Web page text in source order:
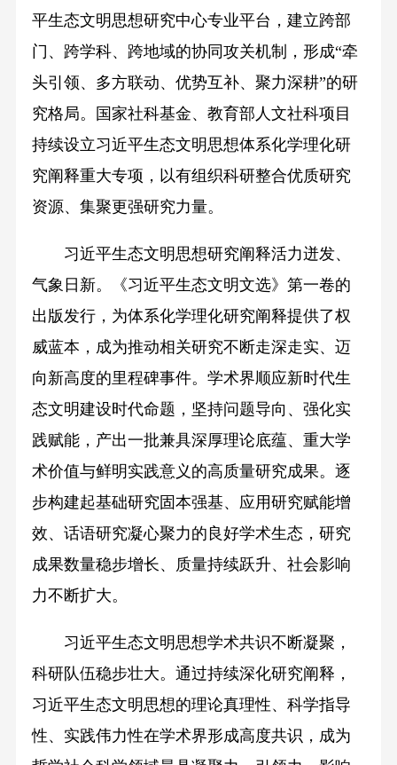
平生态文明思想研究中心专业平台，建立跨部
门、跨学科、跨地域的协同攻关机制，形成“牵
头引领、多方联动、优势互补、聚力深耕”的研
究格局。国家社科基金、教育部人文社科项目
持续设立习近平生态文明思想体系化学理化研
究阐释重大专项，以有组织科研整合优质研究
资源、集聚更强研究力量。
习近平生态文明思想研究阐释活力迸发、
气象日新。《习近平生态文明文选》第一卷的
出版发行，为体系化学理化研究阐释提供了权
威蓝本，成为推动相关研究不断走深走实、迈
向新高度的里程碑事件。学术界顺应新时代生
态文明建设时代命题，坚持问题导向、强化实
践赋能，产出一批兼具深厚理论底蕴、重大学
术价值与鲜明实践意义的高质量研究成果。逐
步构建起基础研究固本强基、应用研究赋能增
效、话语研究凝心聚力的良好学术生态，研究
成果数量稳步增长、质量持续跃升、社会影响
力不断扩大。
习近平生态文明思想学术共识不断凝聚，
科研队伍稳步壮大。通过持续深化研究阐释，
习近平生态文明思想的理论真理性、科学指导
性、实践伟力性在学术界形成高度共识，成为